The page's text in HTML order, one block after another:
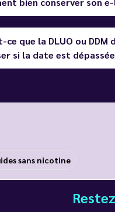
ce que la DLUO ou
si la date est
sans nicotine